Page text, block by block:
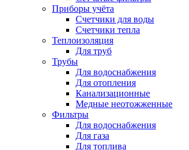
Приборы учёта
Счетчики для воды
Счетчики тепла
Теплоизоляция
Для труб
Трубы
Для водоснабжения
Для отопления
Канализационные
Медные неотожженные
Фильтры
Для водоснабжения
Для газа
Для топлива